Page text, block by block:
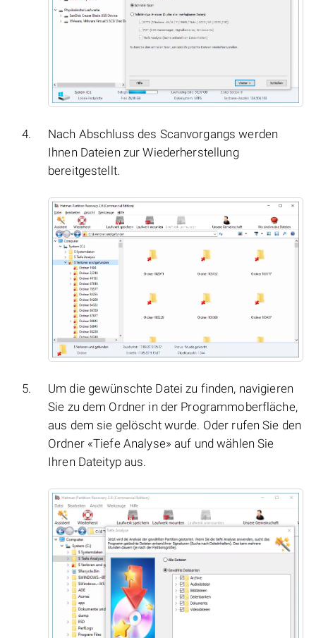
Nach Abschluss des Scanvorgangs werden
Ihnen Dateien zur Wiederherstellung
bereitgestellt.
Um die gewünschte Datei zu finden, navigieren
Sie zu dem Ordner in der Programmoberfläche,
aus dem sie gelöscht wurde. Oder rufen Sie den
Ordner «Tiefe Analyse» auf und wählen Sie
Ihren Dateityp aus.